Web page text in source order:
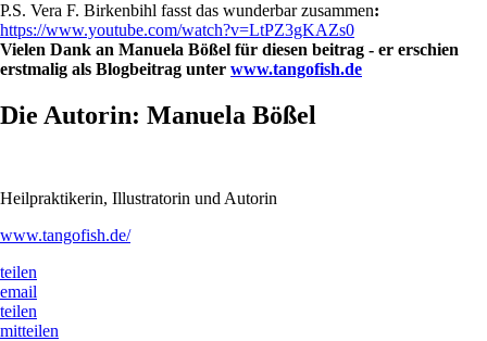
P.S. Vera F. Birkenbihl fasst das wunderbar zusammen:
https://www.youtube.com/watch?v=LtPZ3gKAZs0
Vielen Dank an Manuela Bößel für diesen beitrag - er erschien
erstmalig als Blogbeitrag unter www.tangofish.de
Die Autorin: Manuela Bößel
Heilpraktikerin, Illustratorin und Autorin
www.tangofish.de/
teilen
email
teilen
mitteilen